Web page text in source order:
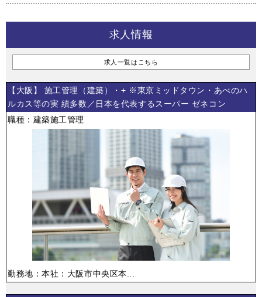
求人情報
求人一覧はこちら
【大阪】 施工管理（建築）・+ ※東京ミッドタウン・あべのハ
ルカス等の実 績多数／日本を代表するスーパー ゼネコン
職種：建築施工管理
勤務地：本社：大阪市中央区本...